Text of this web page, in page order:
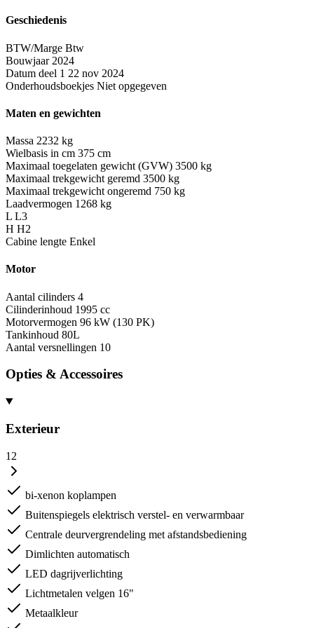
Geschiedenis
BTW/Marge Btw
Bouwjaar 2024
Datum deel 1 22 nov 2024
Onderhoudsboekjes Niet opgegeven
Maten en gewichten
Massa 2232 kg
Wielbasis in cm 375 cm
Maximaal toegelaten gewicht (GVW) 3500 kg
Maximaal trekgewicht geremd 3500 kg
Maximaal trekgewicht ongeremd 750 kg
Laadvermogen 1268 kg
L L3
H H2
Cabine lengte Enkel
Motor
Aantal cilinders 4
Cilinderinhoud 1995 cc
Motorvermogen 96 kW (130 PK)
Tankinhoud 80L
Aantal versnellingen 10
Opties & Accessoires
Exterieur
12
bi-xenon koplampen
Buitenspiegels elektrisch verstel- en verwarmbaar
Centrale deurvergrendeling met afstandsbediening
Dimlichten automatisch
LED dagrijverlichting
Lichtmetalen velgen 16"
Metaalkleur